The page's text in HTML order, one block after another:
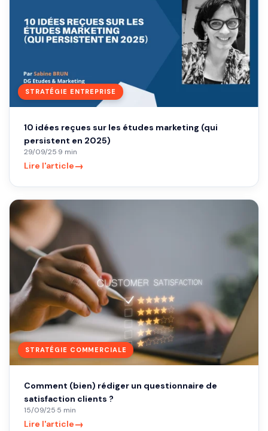
STRATÉGIE ENTREPRISE
10 idées reçues sur les études marketing (qui
persistent en 2025)
29/09/25·9 min
Lire l'article→
STRATÉGIE COMMERCIALE
Comment (bien) rédiger un questionnaire de
satisfaction clients ?
15/09/25·5 min
Lire l'article→